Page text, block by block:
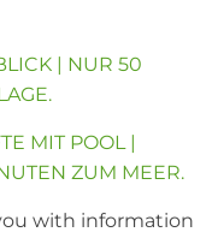
| NUR 50
MIT POOL |
ZUM MEER.
with information